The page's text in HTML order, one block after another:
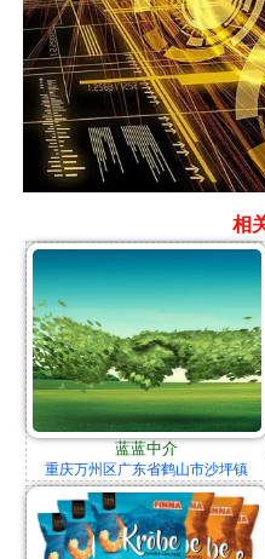
相
蓝蓝中介
重庆万州区广东省鹤山市沙坪镇